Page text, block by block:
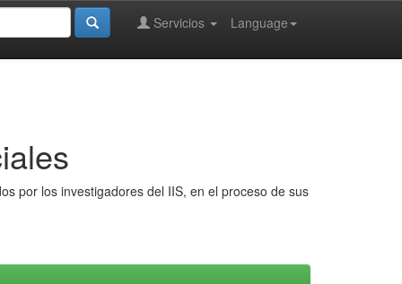
Language
Servicios
por los investigadores del IIS, en el proceso de sus